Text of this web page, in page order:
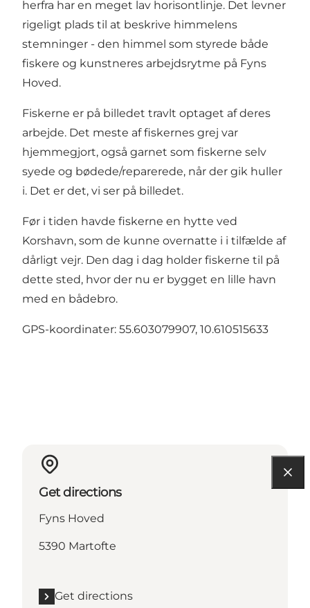
herfra har en meget lav horisontlinje. Det levner
rigeligt plads til at beskrive himmelens
stemninger - den himmel som styrede både
fiskere og kunstneres arbejdsrytme på Fyns
Hoved.
Fiskerne er på billedet travlt optaget af deres
arbejde. Det meste af fiskernes grej var
hjemmegjort, også garnet som fiskerne selv
syede og bødede/reparerede, når der gik huller
i. Det er det, vi ser på billedet.
Før i tiden havde fiskerne en hytte ved
Korshavn, som de kunne overnatte i i tilfælde af
dårligt vejr. Den dag i dag holder fiskerne til på
dette sted, hvor der nu er bygget en lille havn
med en bådebro.
GPS-koordinater: 55.603079907, 10.610515633
Get directions
Fyns Hoved
5390 Martofte
Get directions